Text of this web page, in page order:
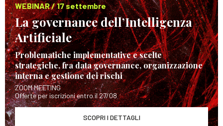
WEBINAR / 17 settembre
La governance dell’Intelligenza
Artificiale
Problematiche implementative e scelte
strategiche, fra data governance, organizzazione
interna e gestione dei rischi
ZOOM MEETING
Offerte per iscrizioni entro il 27/08
SCOPRI I DETTAGLI